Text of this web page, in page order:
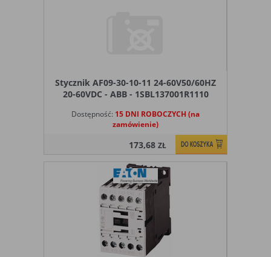
Dane osobowe gromadzone przy użyciu plików „cookies”
mogą być zbierane wyłącznie w celu wykonywania
określonych funkcji na rzecz użytkownika. Takie dane są
osobom nieuprawnionym.
Usuwanie plików „cookies”
Standardowo oprogramowanie służące do przeglądania
stron internetowych domyślnie dopuszcza umieszczanie
plików „cookies” na urządzeniu końcowym. Ustawienia te
mogą zostać zmienione w taki sposób, aby blokować
automatyczną obsługę plików „cookies” w ustawieniach
przeglądarki internetowej bądź informować o ich
każdorazowym przesłaniu na urządzenie użytkownika.
Szczegółowe informacje o możliwości i sposobach obsługi
plików „cookies” dostępne są w ustawieniach
Stycznik AF09-30-10-11 24-60V50/60HZ
20-60VDC - ABB - 1SBL137001R1110
Dostępność: 15 DNI ROBOCZYCH (na
zamówienie)
173,68ZŁ